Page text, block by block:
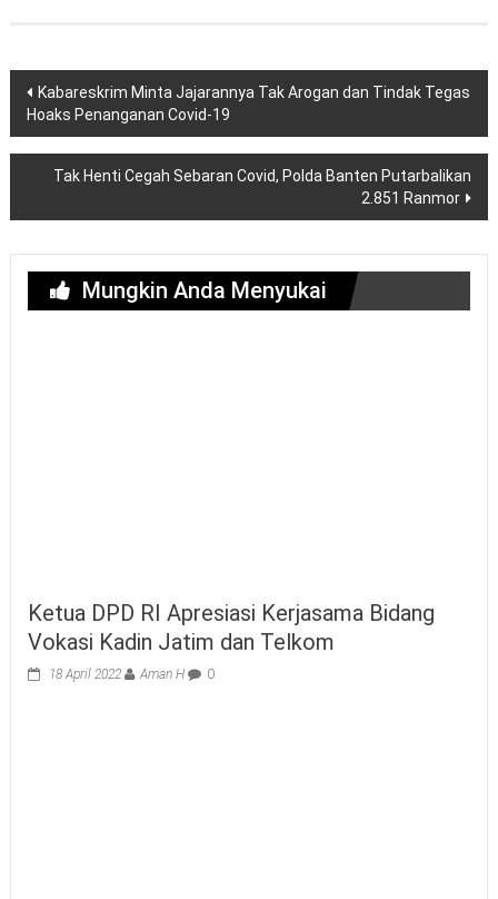
Navigasi
pos
Kabareskrim Minta Jajarannya Tak Arogan dan Tindak Tegas
Hoaks Penanganan Covid-19
Tak Henti Cegah Sebaran Covid, Polda Banten Putarbalikan
2.851 Ranmor
Mungkin Anda Menyukai
Ketua DPD RI Apresiasi Kerjasama Bidang
Vokasi Kadin Jatim dan Telkom
18 April 2022 Aman H 0